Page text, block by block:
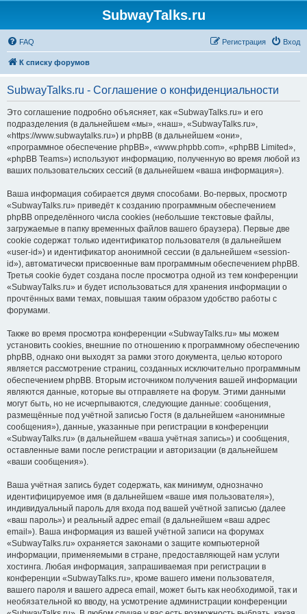
SubwayTalks.ru
FAQ Вход
Регистрация
К списку форумов
SubwayTalks.ru - Соглашение о конфиденциальности
Это соглашение подробно объясняет, как «SubwayTalks.ru» и его
подразделения (в дальнейшем «мы», «наш», «SubwayTalks.ru»,
«https://www.subwaytalks.ru») и phpBB (в дальнейшем «они»,
«программное обеспечение phpBB», «www.phpbb.com», «phpBB Limited»,
«phpBB Teams») используют информацию, полученную во время любой из
ваших пользовательских сессий (в дальнейшем «ваша информация»).
Ваша информация собирается двумя способами. Во-первых, просмотр
«SubwayTalks.ru» приведёт к созданию программным обеспечением
phpBB определённого числа cookies (небольшие текстовые файлы,
загружаемые в папку временных файлов вашего браузера). Первые две
cookie содержат только идентификатор пользователя (в дальнейшем
«user-id») и идентификатор анонимной сессии (в дальнейшем «session-
id»), автоматически присвоенные вам программным обеспечением phpBB.
Третья cookie будет создана после просмотра одной из тем конференции
«SubwayTalks.ru» и будет использоваться для хранения информации о
прочтённых вами темах, повышая таким образом удобство работы с
форумами.
Также во время просмотра конференции «SubwayTalks.ru» мы можем
установить cookies, внешние по отношению к программному обеспечению
phpBB, однако они выходят за рамки этого документа, целью которого
является рассмотрение страниц, созданных исключительно программным
обеспечением phpBB. Вторым источником получения вашей информации
являются данные, которые вы отправляете на форум. Этими данными
могут быть, но не исчерпываются, следующие данные: сообщения,
размещённые под учётной записью Гостя (в дальнейшем «анонимные
сообщения»), данные, указанные при регистрации в конференции
«SubwayTalks.ru» (в дальнейшем «ваша учётная запись») и сообщения,
оставленные вами после регистрации и авторизации (в дальнейшем
«ваши сообщения»).
Ваша учётная запись будет содержать, как минимум, однозначно
идентифицируемое имя (в дальнейшем «ваше имя пользователя»),
индивидуальный пароль для входа под вашей учётной записью (далее
«ваш пароль») и реальный адрес email (в дальнейшем «ваш адрес
email»). Ваша информация из вашей учётной записи на форумах
«SubwayTalks.ru» охраняется законами о защите компьютерной
информации, применяемыми в стране, предоставляющей нам услуги
хостинга. Любая информация, запрашиваемая при регистрации в
конференции «SubwayTalks.ru», кроме вашего имени пользователя,
вашего пароля и вашего адреса email, может быть как необходимой, так и
необязательной ко вводу, на усмотрение администрации конференции